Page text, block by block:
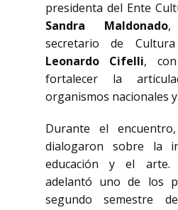
presidenta del Ente
Sandra Maldonado,
secretario de
Leonardo Cifelli,
fortalecer la
organismos nacionales
Durante el
dialogaron sobre la
educación y el arte.
adelantó uno de los
segundo semestre